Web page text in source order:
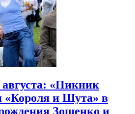
августа: «Пикник
и Шута» в
Зощенко и